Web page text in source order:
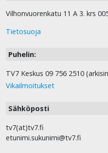
Vilhonvuorenkatu 11 A 3. krs
Tietosuoja
Puhelin:
TV7 Keskus 09 756 2510
Vikailmoitukset
Sähköposti
tv7(at)tv7.fi
etunimi.sukunimi@tv7.fi